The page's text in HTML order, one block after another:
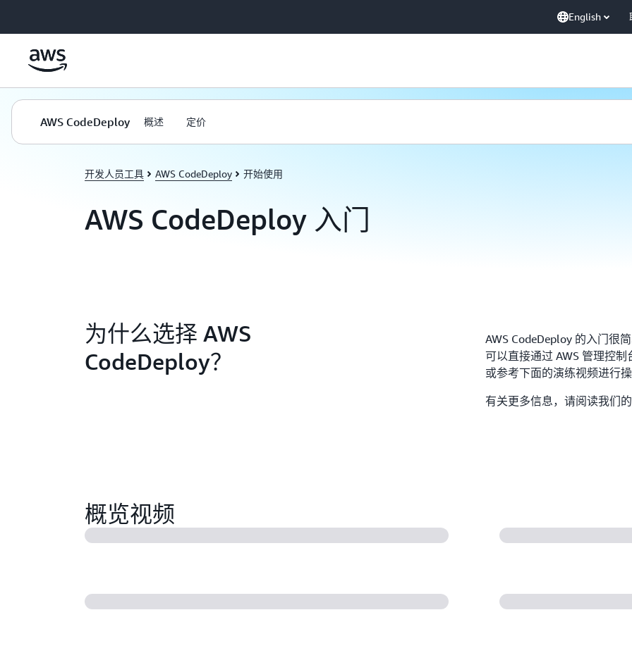
English
AWS CodeDeploy 概述 定价
开发人员工具 AWS CodeDeploy 开始使用
AWS CodeDeploy 入门
为什么选择 AWS
CodeDeploy？
AWS CodeDeploy 的入门很
可以直接通过 AWS 管理控
或参考下面的演练视频进行
有关更多信息，请阅读我们的
概览视频